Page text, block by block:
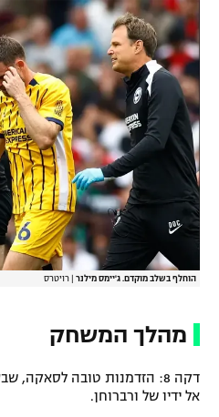
הוחלף בשלב מוקדם. ג'יימס מילנר רויטרס
מהלך המשחק
דקה 8: הזדמנות טובה
אל ידיו של ורברוחן.